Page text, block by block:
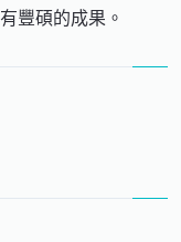
豐碩的成果。